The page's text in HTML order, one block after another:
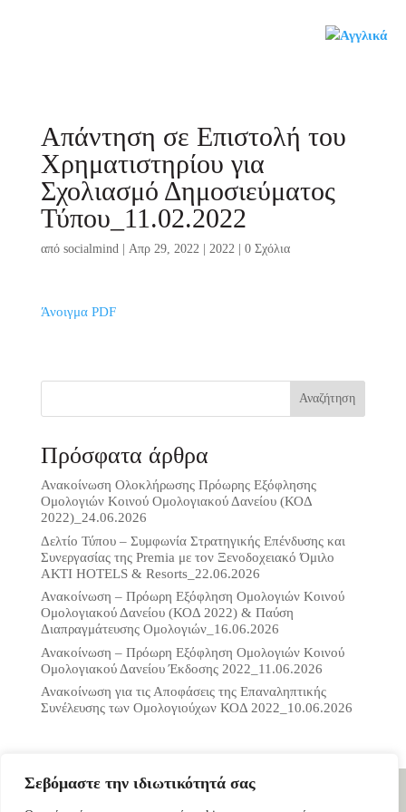
Σεβόμαστε την ιδιωτικότητά σας
Απάντηση σε Επιστολή του
Χρηματιστηρίου για
Σχολιασμό Δημοσιεύματος
Τύπου_11.02.2022
από socialmind| Απρ 29, 2022| 2022| 0 Σχόλια
Άνοιγμα PDF
Αναζήτηση
Πρόσφατα άρθρα
Ανακοίνωση Ολοκλήρωσης Πρόωρης Εξόφλησης
Ομολογιών Κοινού Ομολογιακού Δανείου (ΚΟΔ
2022)_24.06.2026
Δελτίο Τύπου – Συμφωνία Στρατηγικής Επένδυσης και
Συνεργασίας της Premia με τον Ξενοδοχειακό Όμιλο
ΑΚΤΙ HOTELS & Resorts_22.06.2026
Ανακοίνωση – Πρόωρη Εξόφληση Ομολογιών Κοινού
Ομολογιακού Δανείου (ΚΟΔ 2022) & Παύση
Διαπραγμάτευσης Ομολογιών_16.06.2026
Ανακοίνωση – Πρόωρη Εξόφληση Ομολογιών Κοινού
Ομολογιακού Δανείου Έκδοσης 2022_11.06.2026
Ανακοίνωση για τις Αποφάσεις της Επαναληπτικής
Συνέλευσης των Ομολογιούχων ΚΟΔ 2022_10.06.2026